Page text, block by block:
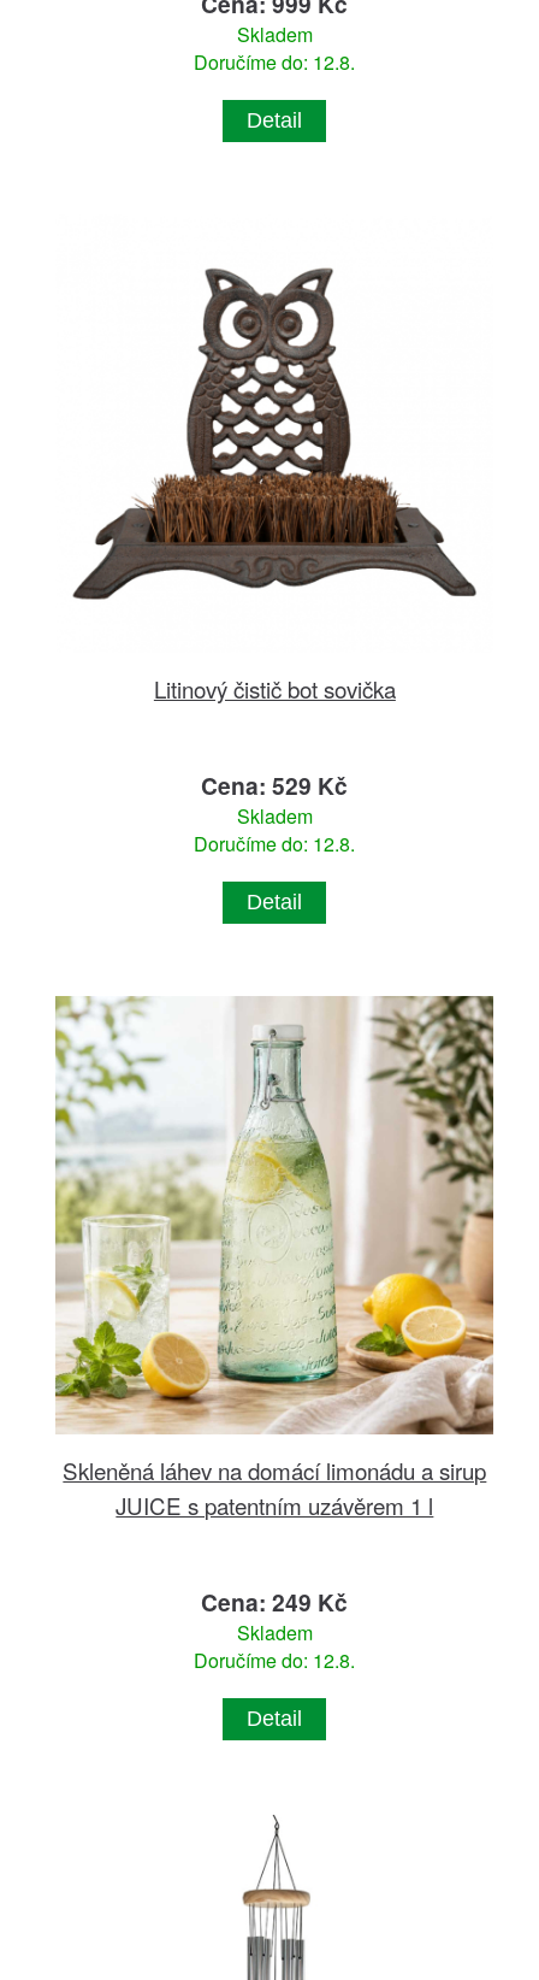
Skladem
Doručíme do: 12.8.
Detail
Litinový čistič bot sovička
Cena: 529 Kč
Skladem
Doručíme do: 12.8.
Detail
Skleněná láhev na domácí limonádu a sirup
JUICE s patentním uzávěrem 1 l
Cena: 249 Kč
Skladem
Doručíme do: 12.8.
Detail